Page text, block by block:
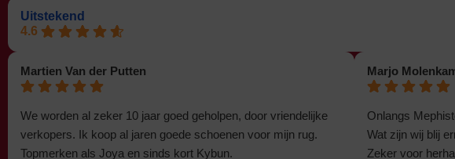
Uitstekend
4.6
Martien Van der Putten
We worden al zeker 10 jaar goed geholpen, door vriendelijke
verkopers. Ik koop al jaren goede schoenen voor mijn rug.
Topmerken als Joya en sinds kort Kybun.
Marjo
Onlangs
Wat zijn wij blij
Zeker voor